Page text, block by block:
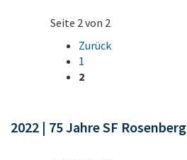
Seite 2 von 2
Zurück
1
2
2022 | 75 Jahre SF Rosenberg